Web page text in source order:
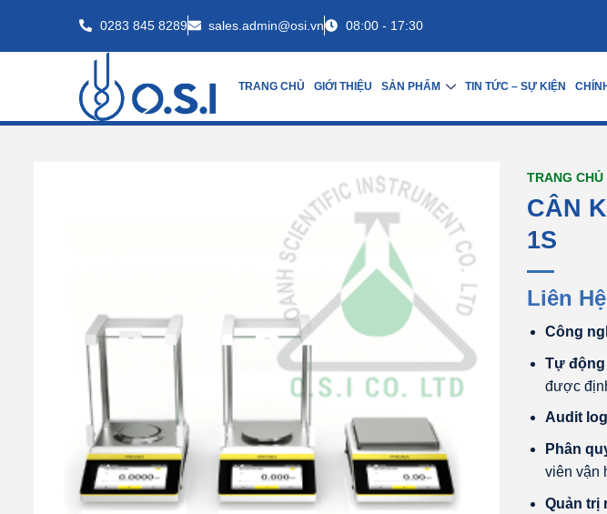
0283 845 8289 sales.admin@osi.vn 08:00 - 17:30
TRANG CHỦ GIỚI THIỆU SẢN PHẨM TIN TỨC – SỰ KIỆN
TRANG CHỦ
CÂN
1S
Liên Hệ
Công
Tự
được
Audit log
Phân
viên vận
Quản trị